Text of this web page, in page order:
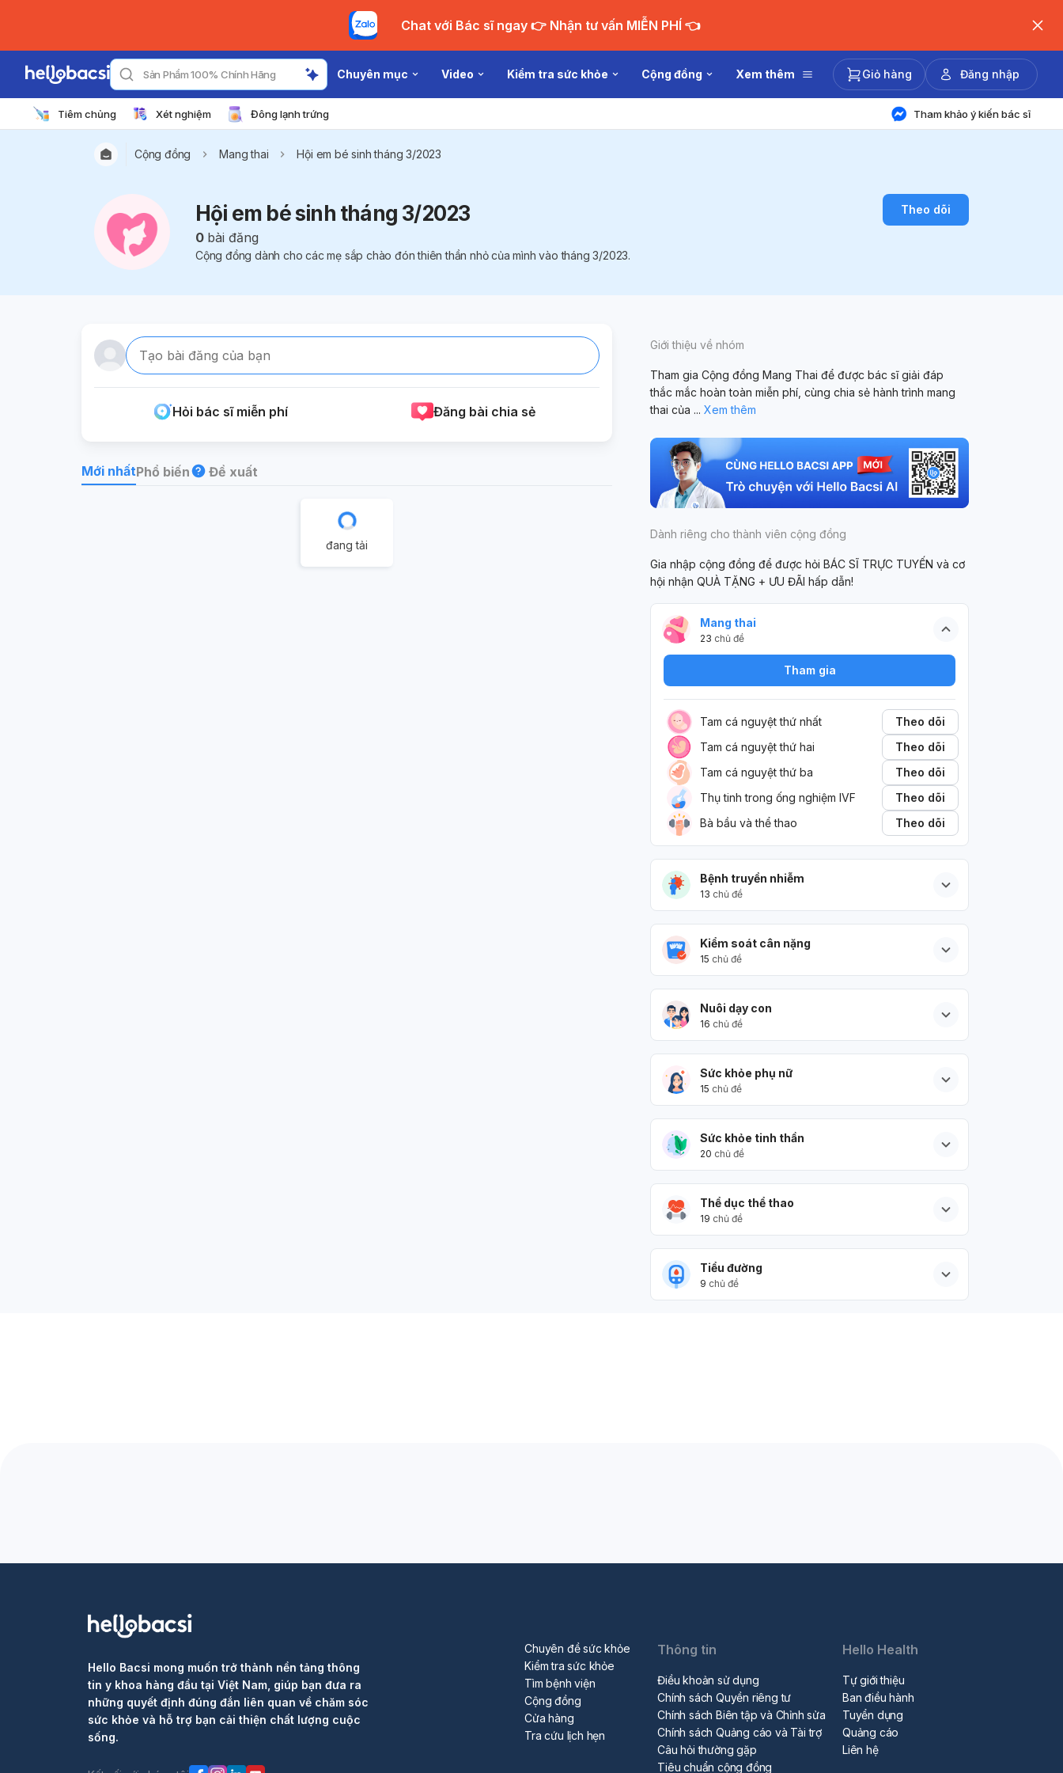
Chat với Bác sĩ ngay 👉 Nhận tư vấn MIỄN PHÍ 👈
Sản Phẩm 100% Chính Hãng Chuyên mục Video Kiểm tra sức khỏe Cộng đồng Xem thêm Giỏ hàng Đăng nhập
Tiêm chủng Xét nghiệm Đông lạnh trứng Tham khảo ý kiến bác sĩ
Cộng đồng Mang thai Hội em bé sinh tháng 3/2023
Hội em bé sinh tháng 3/2023
0 bài đăng
Cộng đồng dành cho các mẹ sắp chào đón thiên thần nhỏ của mình vào tháng 3/2023.
Theo dõi
Tạo bài đăng của bạn
Hỏi bác sĩ miễn phí Đăng bài chia sẻ
Mới nhấtPhổ biến Đề xuất
đang tải
Giới thiệu về nhóm
Tham gia Cộng đồng Mang Thai để được bác sĩ giải đáp
thắc mắc hoàn toàn miễn phí, cùng chia sẻ hành trình mang
thai của ...Xem thêm
Dành riêng cho thành viên cộng đồng
Gia nhập cộng đồng để được hỏi BÁC SĨ TRỰC TUYẾN và cơ
hội nhận QUÀ TẶNG + ƯU ĐÃI hấp dẫn!
Mang thai
23 chủ đề
Tham gia
Tam cá nguyệt thứ nhất
Theo dõi
Tam cá nguyệt thứ hai
Theo dõi
Tam cá nguyệt thứ ba
Theo dõi
Thụ tinh trong ống nghiệm IVF
Theo dõi
Bà bầu và thể thao
Theo dõi
Bệnh truyền nhiễm
13 chủ đề
Kiểm soát cân nặng
15 chủ đề
Nuôi dạy con
16 chủ đề
Sức khỏe phụ nữ
15 chủ đề
Sức khỏe tinh thần
20 chủ đề
Thể dục thể thao
19 chủ đề
Tiểu đường
9 chủ đề
Hello Bacsi mong muốn trở thành nền tảng thông
tin y khoa hàng đầu tại Việt Nam, giúp bạn đưa ra
những quyết định đúng đắn liên quan về chăm sóc
sức khỏe và hỗ trợ bạn cải thiện chất lượng cuộc
sống.
Chuyên đề sức khỏe
Kiểm tra sức khỏe
Tìm bệnh viện
Cộng đồng
Cửa hàng
Tra cứu lịch hẹn
Thông tin
Điều khoản sử dụng
Chính sách Quyền riêng tư
Chính sách Biên tập và Chỉnh sửa
Chính sách Quảng cáo và Tài trợ
Câu hỏi thường gặp
Tiêu chuẩn cộng đồng
Hello Health
Tự giới thiệu
Ban điều hành
Tuyển dụng
Quảng cáo
Liên hệ